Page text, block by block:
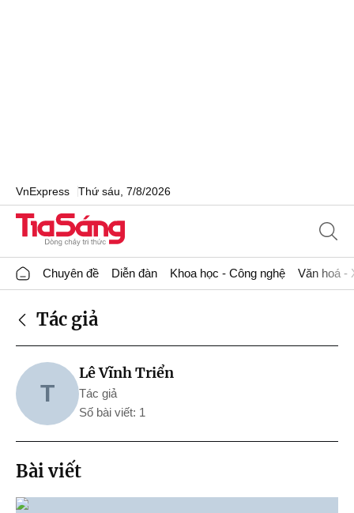
VnExpress Thứ sáu, 7/8/2026
Chuyên đề Diễn đàn Khoa học - Công nghệ Văn hoá -
Tác giả
T
Lê Vĩnh Triển
Tác giả
Số bài viết: 1
Bài viết